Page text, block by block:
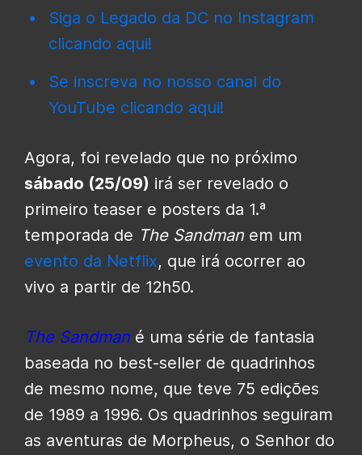
Siga o Legado da DC no Instagram
clicando aqui!
Se inscreva no nosso canal do
YouTube clicando aqui!
Agora, foi revelado que no próximo
sábado (25/09) irá ser revelado o
primeiro teaser e posters da 1.ª
temporada de The Sandman em um
evento da Netflix, que irá ocorrer ao
vivo a partir de 12h50.
The Sandman é uma série de fantasia
baseada no best-seller de quadrinhos
de mesmo nome, que teve 75 edições
de 1989 a 1996. Os quadrinhos seguiram
as aventuras de Morpheus, o Senhor do